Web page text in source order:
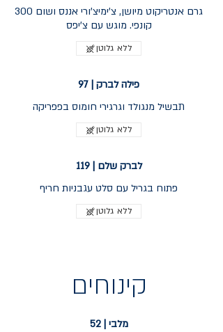
300 גרם אנטריקוט מיושן, צ'ימיצ'ורי אננס ושום
קונפי. מוגש עם צ'יפס
ללא גלוטן
פילה לברק | 97
תבשיל מנגולד וגרגירי חומוס בפפריקה
ללא גלוטן
לברק שלם | 119
פתוח בגריל עם סלט עגבניות חריף
ללא גלוטן
קינוחים
מלבי | 52